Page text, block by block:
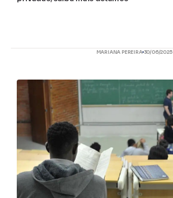
MARIANA PEREIRA 30/06/2025